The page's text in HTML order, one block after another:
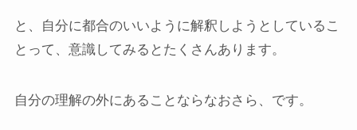
と、自分に都合のいいように解釈しようとしているこ
とって、意識してみるとたくさんあります。
自分の理解の外にあることならなおさら、です。